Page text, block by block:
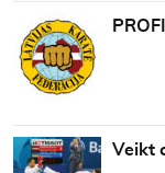
Veikt